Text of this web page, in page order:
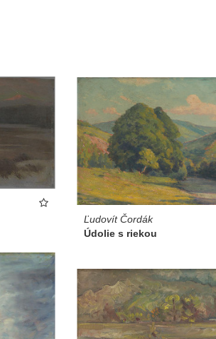
Ľudovít Čordák
Údolie s riekou